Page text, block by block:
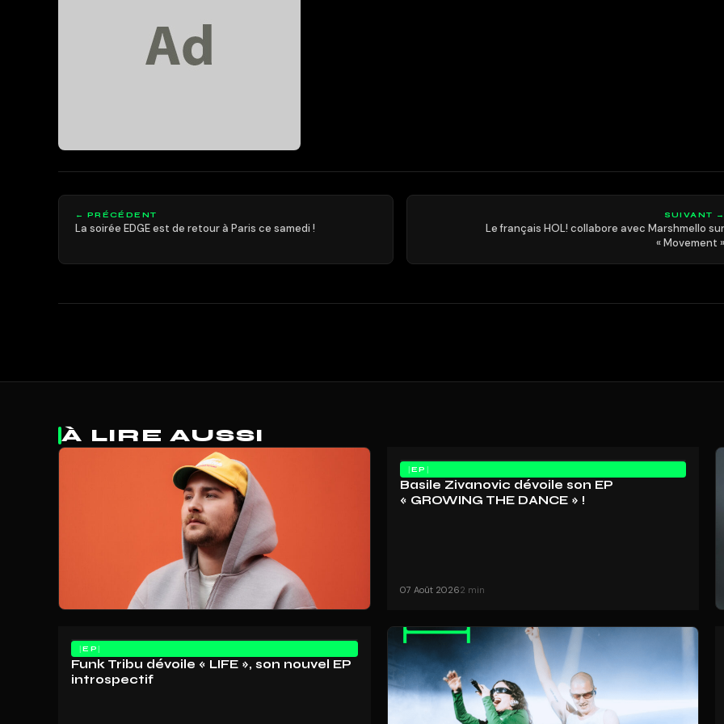
← PRÉCÉDENT
La soirée EDGE est de retour à Paris ce samedi !
SUIVANT →
Le français HOL! collabore avec Marshmello sur
« Movement »
À LIRE AUSSI
EP
Basile Zivanovic dévoile son EP
« GROWING THE DANCE » !
07 Août 20262 min
EP
Funk Tribu dévoile « LIFE », son nouvel EP
introspectif